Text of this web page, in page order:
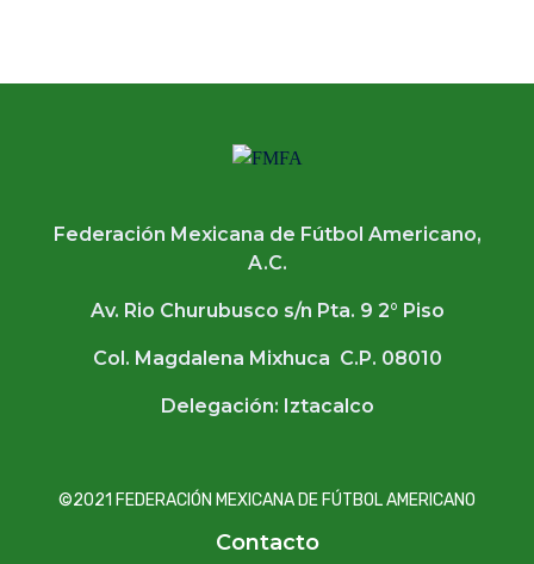
Federación Mexicana de Fútbol Americano,
A.C.
Av. Rio Churubusco s/n Pta. 9 2° Piso
Col. Magdalena Mixhuca C.P. 08010
Delegación: Iztacalco
©2021 FEDERACIÓN MEXICANA DE FÚTBOL AMERICANO
Contacto